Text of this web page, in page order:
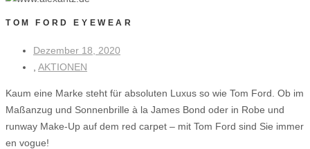
TOM FORD EYEWEAR
Dezember 18, 2020
AKTIONEN
Kaum eine Marke steht für absoluten Luxus so wie Tom Ford. Ob im
Maßanzug und Sonnenbrille à la James Bond oder in Robe und
runway Make-Up auf dem red carpet – mit Tom Ford sind Sie immer
en vogue!